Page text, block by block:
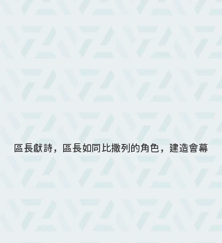
區長獻詩，區長如同比撒列的角色，建造會幕